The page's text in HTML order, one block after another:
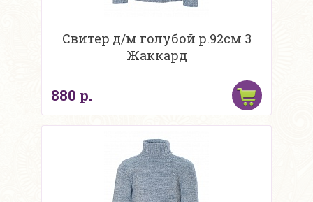
Свитер д/м голубой р.92см 3
Жаккард
880 р.